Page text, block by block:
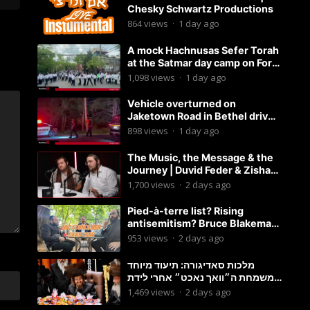
Chesky Schwartz Productions
864views · 1 day ago
A mock Hachnusas Sefer Torah
at the Satmar day camp on Fort
Hamilton Parkway.
1,098views · 1 day ago
Vehicle overturned on
Jaketown Road in Bethel driver
arrested for driving while
898views · 1 day ago
The Music, the Message & the
Journey | Duvid Feder & Zisha
Surkis | Round Table #11
1,700views · 2 days ago
Pied-à-terre list? Rising
antisemitism? Bruce Blakeman
chances? Podcast with
953 views · 2 days ago
מלכות סאדיגורה: תיעוד מיוחד
משמחת ה״וואך נאכט״ אחרי לידת
בן האדמו״ר-פשוט לצפות ולהנות
1,469views · 2 days ago